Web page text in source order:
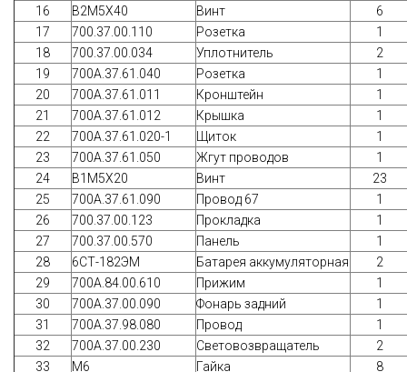
16
В2М5Х40 Винт
6
17
700.37.00.110 Розетка
1
18
700.37.00.034 Уплотнитель
2
19
700А.37.61.040 Розетка
1
20
700А.37.61.011 Кронштейн
1
21
700А.37.61.012 Крышка
1
22
700А.37.61.020-1 Щиток
1
23
700А.37.61.050 Жгут проводов
1
24
В1М5Х20 Винт
23
25
700А.37.61.090 Провод 67
1
26
700.37.00.123 Прокладка
1
27
700.37.00.570 Панель
1
28
6СТ-182ЭМ Батарея аккумуляторная
2
29
700А.84.00.610 Прижим
1
30
700А.37.00.090 Фонарь задний
1
31
700А.37.98.080 Провод
1
32
700А.37.00.230 Световозвращатель
2
33
М6 Гайка
8